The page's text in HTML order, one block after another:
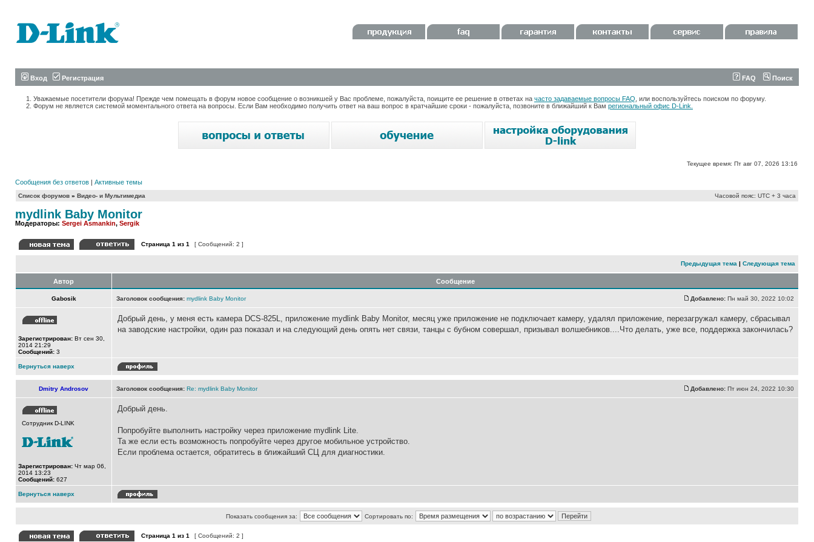
Вход Регистрация FAQ Поиск
Уважаемые посетители форума! Прежде чем помещать в форум новое сообщение о возникшей у Вас проблеме, пожалуйста, поищите ее решение в ответах на часто задаваемые вопросы FAQ , или воспользуйтесь поиском по форуму.
Форум не является системой моментального ответа на вопросы. Если Вам необходимо получить ответ на ваш вопрос в кратчайшие сроки - пожалуйста, позвоните в ближайший к Вам региональный офис D-Link.
Текущее время: Пт авг 07, 2026 13:16
Сообщения без ответов | Активные темы
Список форумов » Видео- и Мультимедиа Часовой пояс: UTC + 3 часа
mydlink Baby Monitor
Модераторы: Sergei Asmankin, Sergik
Страница 1 из 1 [ Сообщений: 2 ]
Предыдущая тема | Следующая тема
Автор Сообщение
Gabosik Заголовок сообщения: mydlink Baby Monitor Добавлено: Пн май 30, 2022 10:02
Зарегистрирован: Вт сен 30,
2014 21:29
Сообщений: 3
Добрый день, у меня есть камера DCS-825L, приложение mydlink Baby Monitor, месяц уже приложение не подключает камеру, удалял приложение, перезагружал камеру, сбрасывал
на заводские настройки, один раз показал и на следующий день опять нет связи, танцы с бубном совершал, призывал волшебников....Что делать, уже все, поддержка закончилась?
Вернуться наверх
Dmitry Androsov Заголовок сообщения: Re: mydlink Baby Monitor Добавлено: Пт июн 24, 2022 10:30
Сотрудник D-LINK
Зарегистрирован: Чт мар 06,
2014 13:23
Сообщений: 627
Добрый день.
Попробуйте выполнить настройку через приложение mydlink Lite.
Та же если есть возможность попробуйте через другое мобильное устройство.
Если проблема остается, обратитесь в ближайший СЦ для диагностики.
Вернуться наверх
Показать сообщения за: Сортировать по:
Страница 1 из 1 [ Сообщений: 2 ]